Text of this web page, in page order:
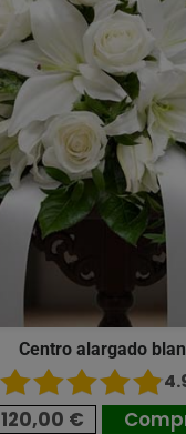
Centro alargado
120,00 €